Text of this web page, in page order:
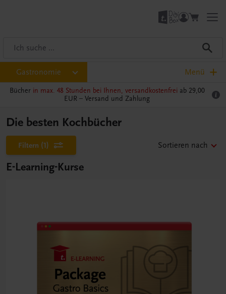
Gastronomie Menü
Bücher in max. 48 Stunden bei Ihnen, versandkostenfrei ab 29,00
EUR – Versand und Zahlung
Die besten Kochbücher
Filtern (1) Sortieren nach
E-Learning-Kurse